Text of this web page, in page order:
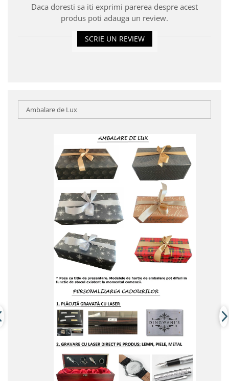
Daca doresti sa iti exprimi parerea despre acest
produs poti adauga un review.
SCRIE UN REVIEW
Ambalare de Lux